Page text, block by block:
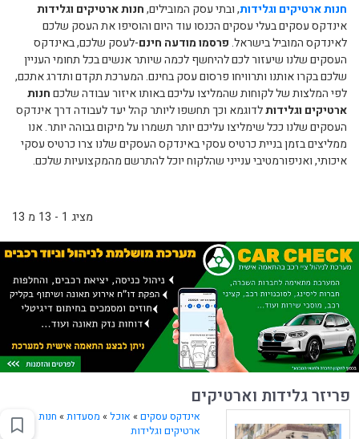
חנות ארטיקים וגלידות, ובתי עסק המובילים,חנות ארטיקים וגלידות
אינדקס עסקים בעלי עסקים הכנסו עוד היום והוסיפו את העסק שלכם
לאינדקס המוביל בישראל.פרסמו מודעה חינם-לעסק שלכם, באינדקס
העסקים שלנו שיעזור לכם להיחשף לכמה שיותר אנשים בכל תחומי העניין
שלכם בקרו אותנו ותרוויחו פרסום עסק בחינם. המערכת תקדם ותדרג אתכם,
לפי המלצות של לקוחות שהמליצו עליכם באותו איזור עבודה שלכםחנות
ארטיקים וגלידותלדוגמא וכך תחשפו ליותר קהל יעד לעבודה דרך אינדקס
העסקים שלנו ככל שימליצו עליכם יותר תשמרו על מיקום גבוהה יותר. אנו
ממליצים בזמן בניית כרטיס עסקי באינדקס העסקים שלנו צרו כרטיס עסקי
איכותי, ואניפורמטיבי ענייני שהלקוח יוכל להתרשם מהמקצועיות שלכם.
מציג 1 - 13 מ 13
פריזר גלידות וארטיקים
אינדקס עסקים » אוכל» מסעדות» חנות
ארטיקים וגלידות